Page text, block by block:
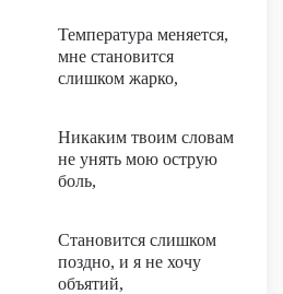
Температура меняется,
мне становится
слишком жарко,
Никаким твоим словам
не унять мою острую
боль,
Становится слишком
поздно, и я не хочу
объятий,